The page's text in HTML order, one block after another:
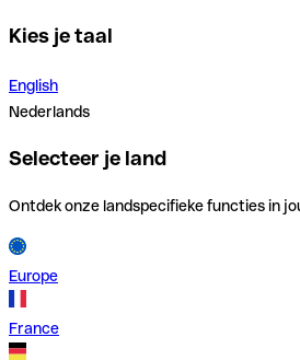
Kies je taal
English
Nederlands
Selecteer je land
Ontdek onze landspecifieke functies in
Europe
France